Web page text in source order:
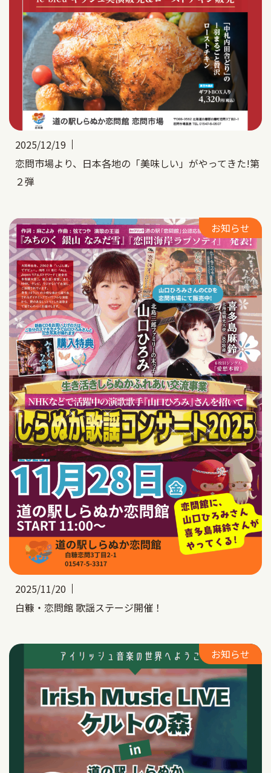
2025/12/19
恋問市場より、日本各地の「美味しい」がやってきた!第
２弾
お知らせ
2025/11/20
白糠・恋問館 歌謡ステージ開催！
お知らせ